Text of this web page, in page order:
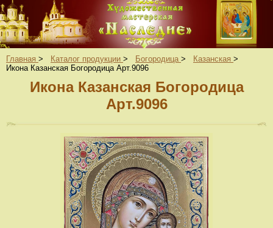
Главная > Каталог продукции > Богородица > Казанская >
Икона Казанская Богородица Арт.9096
Икона Казанская Богородица
Арт.9096